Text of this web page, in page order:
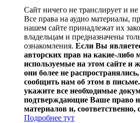
Сайт ничего не транслирует и не
Все права на аудио материалы,
нашем сайте принадлежат их
владельцам и предназначены
ознакомления. Если Вы
авторских прав на какие-либо
используемые на этом сайте и
они более не
сообщить нам об этом в
укажите все необходимые
подтверждающие Ваше право
материалов и, соответственно,
Подробнее тут